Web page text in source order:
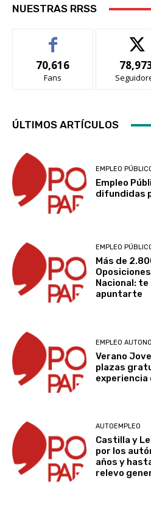
NUESTRAS RRSS
70,616
Fans
ÚLTIMOS ARTÍCULOS
EMPLEO
Empleo
difundidas
EMPLEO
Más de
Nacional:
apuntarte
EMPLEO
Verano
plazas
experiencia
AUTOEMPLEO
Castilla y
por los
años y
relevo